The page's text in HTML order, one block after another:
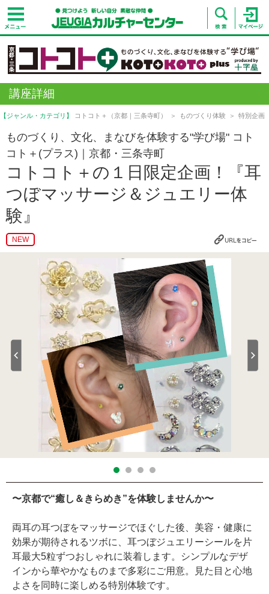
講座詳細
【ジャンル・カテゴリ】 コトコト＋（京都｜三条寺町） ものづくり体験 特別企画
ものづくり、文化、まなびを体験する"学び場" コト
コト＋(プラス)｜京都・三条寺町
コトコト＋の１日限定企画！『耳
つぼマッサージ＆ジュエリー体
験』
NEW
〜京都で“癒し＆きらめき”を体験しませんか〜
両耳の耳つぼをマッサージでほぐした後、美容・健康に
効果が期待されるツボに、耳つぼジュエリーシールを片
耳最大5粒ずつおしゃれに装着します。シンプルなデザ
インから華やかなものまで多彩にご用意。見た目と心地
よさを同時に楽しめる特別体験です。